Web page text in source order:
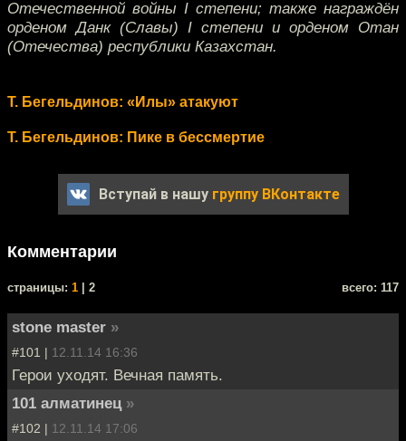
Отечественной войны I степени; также награждён
орденом Данк (Славы) I степени и орденом Отан
(Отечества) республики Казахстан.
Т. Бегельдинов: «Илы» атакуют
Т. Бегельдинов: Пике в бессмертие
Вступай в нашу группу ВКонтакте
Комментарии
cтраницы: 1 | 2 всего: 117
stone master »
#101 | 12.11.14 16:36
Герои уходят. Вечная память.
101 алматинец »
#102 | 12.11.14 17:06